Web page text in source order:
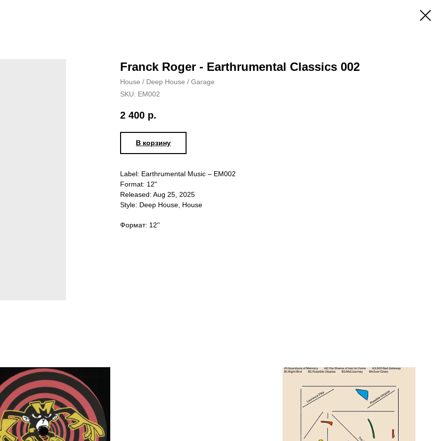
Franck Roger - Earthrumental Classics 002
House / Deep House / Garage
SKU: EM002
2 400 р.
В корзину
Label: Earthrumental Music – EM002
Format: 12"
Released: Aug 25, 2025
Style: Deep House, House
Формат: 12''